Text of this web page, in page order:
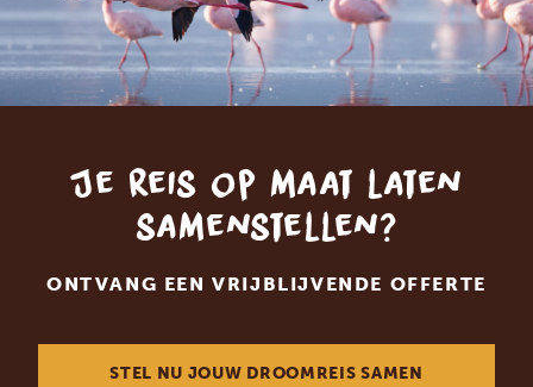
Je reis op maat laten
samenstellen?
ONTVANG EEN VRIJBLIJVENDE OFFERTE
STEL NU JOUW DROOMREIS SAMEN